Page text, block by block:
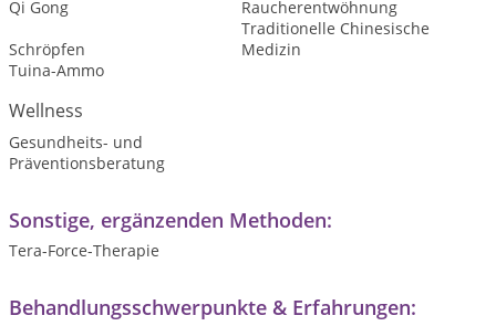
Qi Gong
Raucherentwöhnung
Schröpfen
Traditionelle Chinesische
Medizin
Tuina-Ammo
Wellness
Gesundheits- und
Präventionsberatung
Sonstige, ergänzenden Methoden:
Tera-Force-Therapie
Behandlungsschwerpunkte & Erfahrungen: